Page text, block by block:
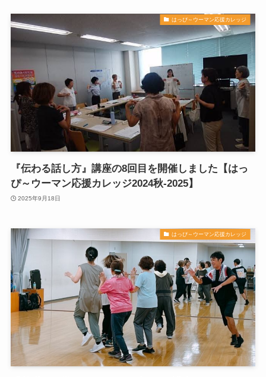
はっぴ～ウーマン応援カレッジ
『伝わる話し方』講座の8回目を開催しました【はっ
ぴ～ウーマン応援カレッジ2024秋-2025】
2025年9月18日
はっぴ～ウーマン応援カレッジ